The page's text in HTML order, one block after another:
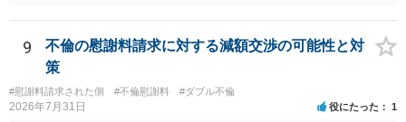
性も認められそうですので、あまり慰謝料は高額にならないように思
われます。 一度、最寄りの弁護士に相談してみてください。
9
不倫の慰謝料請求に対する減額交渉の可能性と対
策
#慰謝料請求された側 #不倫慰謝料 #ダブル不倫
2026年7月31日 役にたった 1